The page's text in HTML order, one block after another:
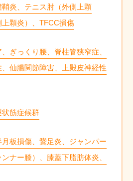
炎、テニス肘（外側上顆
顆炎）、TFCC損傷
ぎっくり腰、脊柱管狭窄症、
仙腸関節障害、上殿皮神経性
筋症候群
板損傷、鵞足炎、ジャンパー
ナー膝）、膝蓋下脂肪体炎、